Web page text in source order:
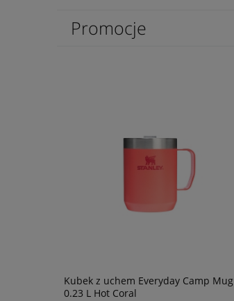
Promocje
Kubek z uchem Everyday Camp Mug
0.23 L Hot Coral